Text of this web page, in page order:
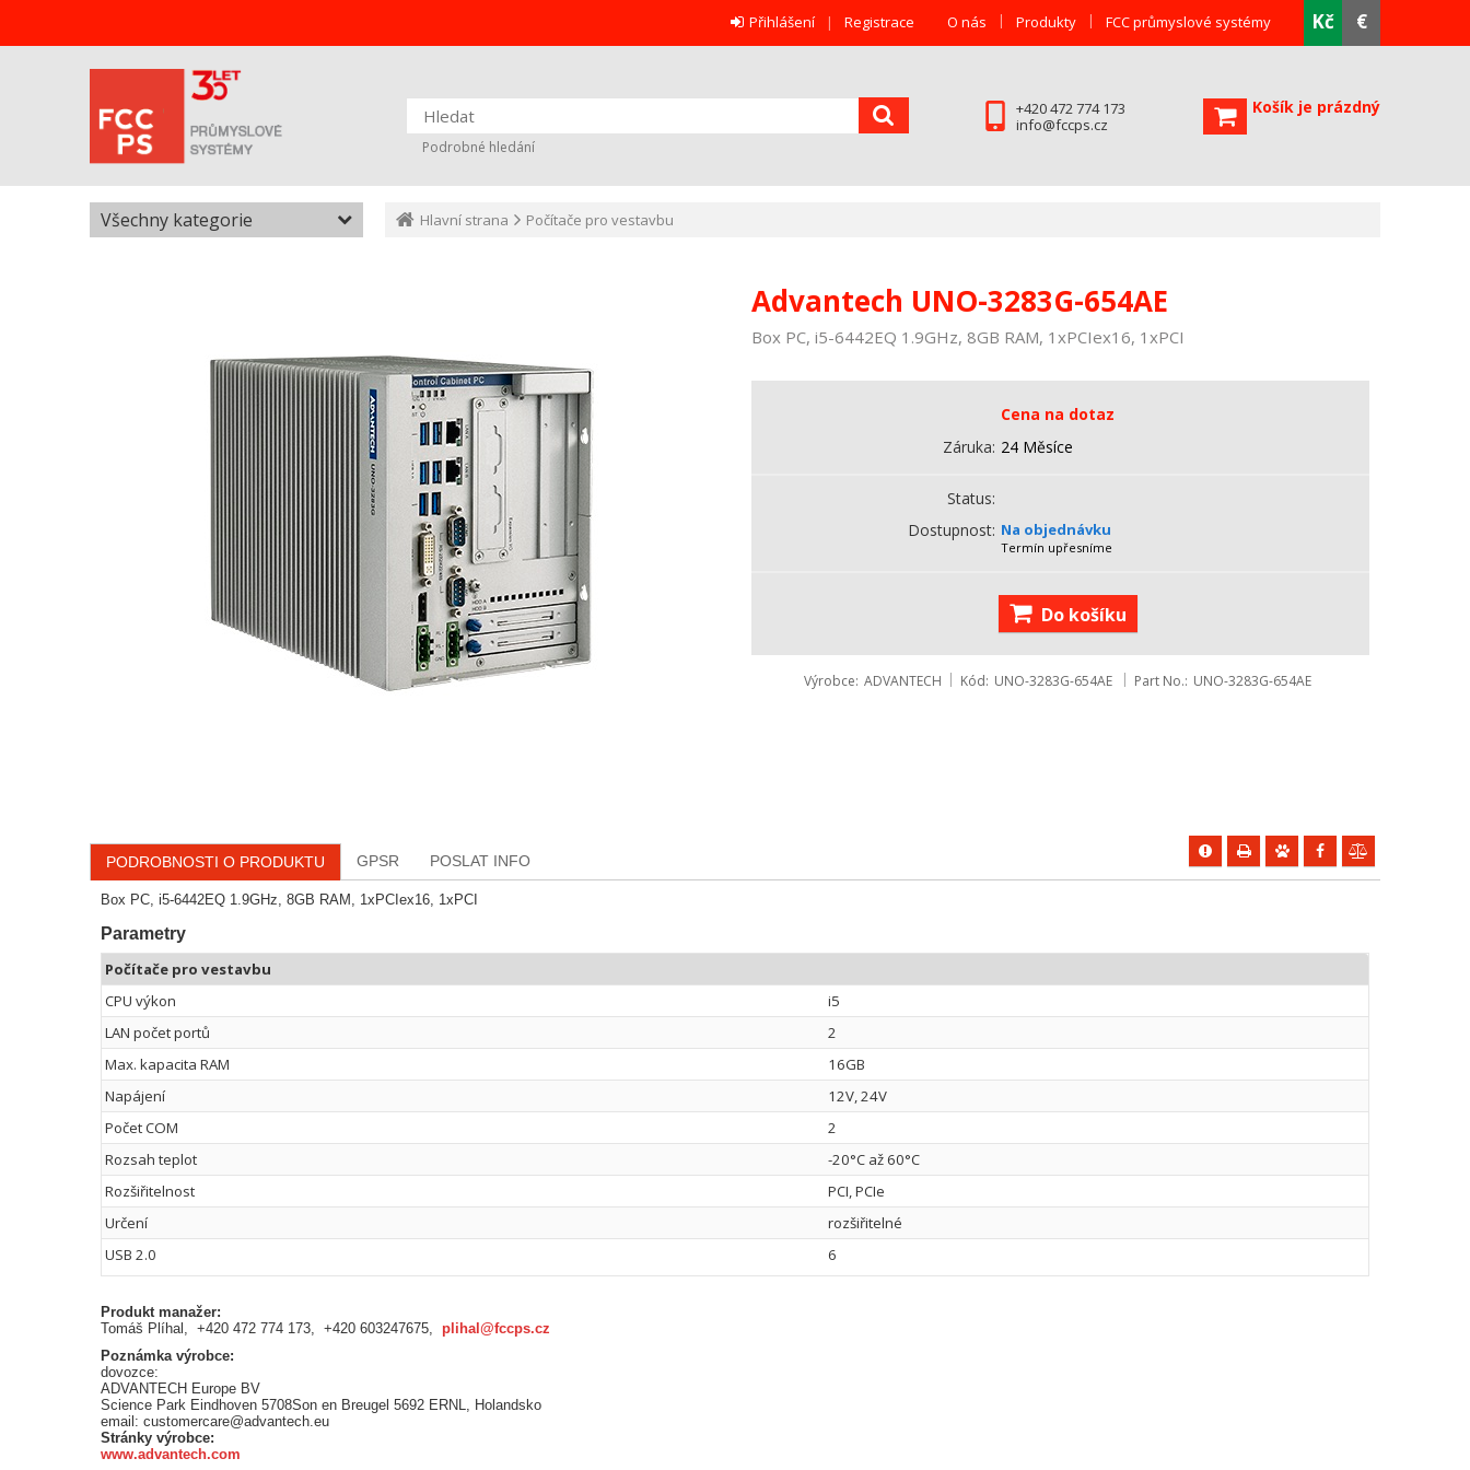
Kč €
O nás Produkty FCC průmyslové systémy
Přihlášení Registrace
Košík je prázdný
+420 472 774 173
info@fccps.cz
Podrobné hledání
Všechny kategorie Hlavní strana Počítače pro vestavbu
Advantech UNO-3283G-654AE
Box PC, i5-6442EQ 1.9GHz, 8GB RAM, 1xPCIex16, 1xPCI
Cena na dotaz
Záruka 24 Měsíce
Status
Dostupnost Na objednávku
Termín upřesníme
Do košíku
Výrobce ADVANTECH Kód UNO-3283G-654AE Part No. UNO-3283G-654AE
PODROBNOSTI O PRODUKTU GPSR POSLAT INFO
Box PC, i5-6442EQ 1.9GHz, 8GB RAM, 1xPCIex16, 1xPCI
Parametry
Počítače pro vestavbu
CPU výkon
i5
LAN počet portů
2
Max. kapacita RAM
16GB
Napájení
12V, 24V
Počet COM
2
Rozsah teplot
-20°C až 60°C
Rozšiřitelnost
PCI, PCIe
Určení
rozšiřitelné
USB 2.0
6
Produkt manažer:
Tomáš Plíhal, +420 472 774 173, +420 603247675, plihal@fccps.cz
Poznámka výrobce:
dovozce:
ADVANTECH Europe BV
Science Park Eindhoven 5708Son en Breugel 5692 ERNL, Holandsko
email: customercare@advantech.eu
Stránky výrobce:
www.advantech.com